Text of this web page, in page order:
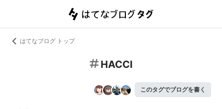
はてなブログ トップ
HACCI
このタグでブログを書く